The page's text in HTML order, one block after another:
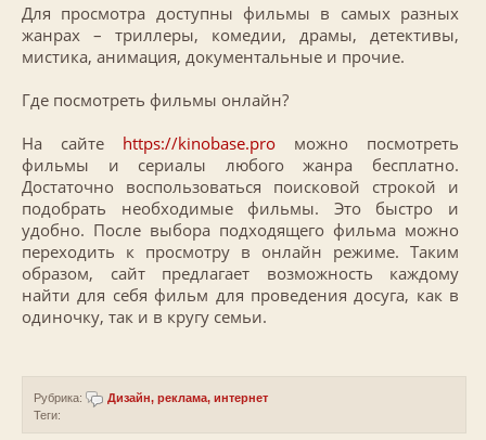
Для просмотра доступны фильмы в самых разных
жанрах – триллеры, комедии, драмы, детективы,
мистика, анимация, документальные и прочие.
Где посмотреть фильмы онлайн?
На сайте https://kinobase.pro можно посмотреть
фильмы и сериалы любого жанра бесплатно.
Достаточно воспользоваться поисковой строкой и
подобрать необходимые фильмы. Это быстро и
удобно. После выбора подходящего фильма можно
переходить к просмотру в онлайн режиме. Таким
образом, сайт предлагает возможность каждому
найти для себя фильм для проведения досуга, как в
одиночку, так и в кругу семьи.
Рубрика:
Дизайн, реклама, интернет
Теги: